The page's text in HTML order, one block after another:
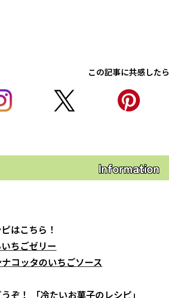
この記事に共感したら
Information
はこちら！
ちごゼリー
コッタのいちごソース
ぞ！ 「冷たいお菓子のレシピ」